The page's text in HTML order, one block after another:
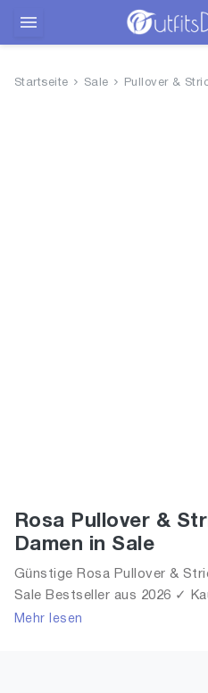
Startseite Sale Pullover &
Rosa Pullover &
Damen in Sale
Günstige Rosa Pullover &
Sale Bestseller aus 2026 ✓
Strickmode für Frauen in Sale!
Mehr lesen